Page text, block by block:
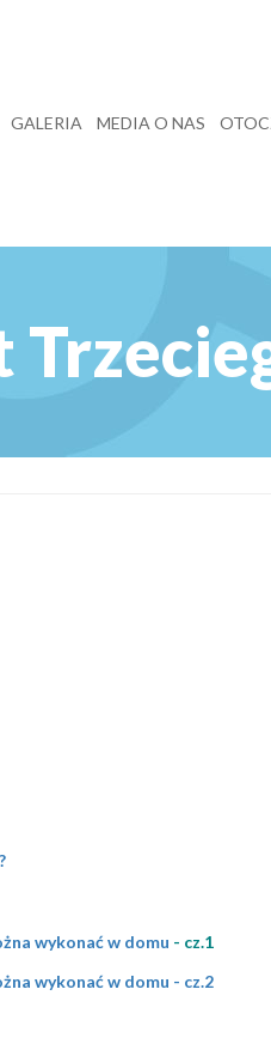
GALERIA MEDIA O NAS
wykonać w domu - cz.1
wykonać w domu - cz.2